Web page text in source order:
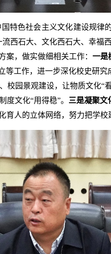
特色社会主义文化建设规
西石大、文化西石大、幸
案，做实做细相关工作： 一是
工作，进一步深化校史研
校园景观建设，让物质文化“
文化“用得稳”。 三是凝聚文
人的立体网络，努力把学